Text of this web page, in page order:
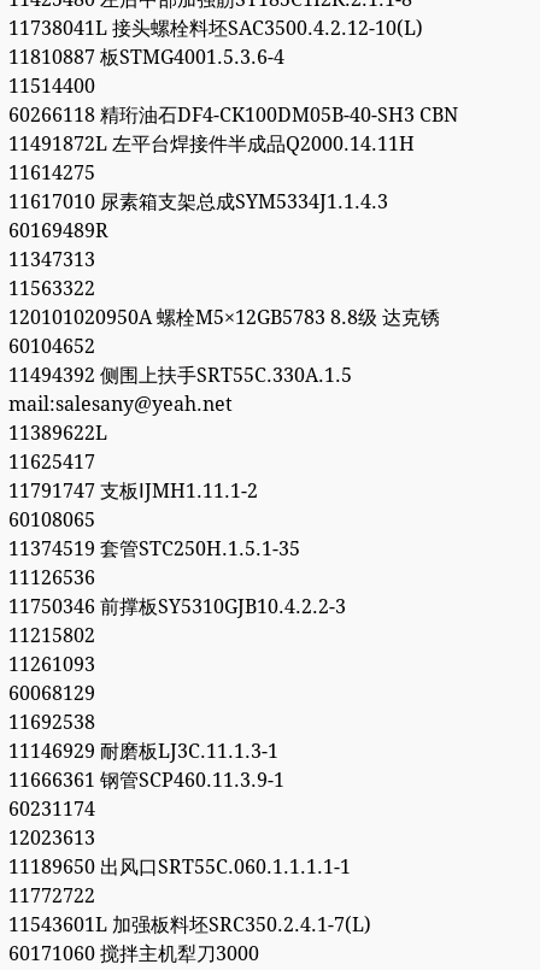
11738041L 接头螺栓料坯SAC3500.4.2.12-10(L)
11810887 板STMG4001.5.3.6-4
11514400
60266118 精珩油石DF4-CK100DM05B-40-SH3 CBN
11491872L 左平台焊接件半成品Q2000.14.11H
11614275
11617010 尿素箱支架总成SYM5334J1.1.4.3
60169489R
11347313
11563322
120101020950A 螺栓M5×12GB5783 8.8级 达克锈
60104652
11494392 侧围上扶手SRT55C.330A.1.5
mail:salesany@yeah.net
11389622L
11625417
11791747 支板ⅠJMH1.11.1-2
60108065
11374519 套管STC250H.1.5.1-35
11126536
11750346 前撑板SY5310GJB10.4.2.2-3
11215802
11261093
60068129
11692538
11146929 耐磨板LJ3C.11.1.3-1
11666361 钢管SCP460.11.3.9-1
60231174
12023613
11189650 出风口SRT55C.060.1.1.1.1-1
11772722
11543601L 加强板料坯SRC350.2.4.1-7(L)
60171060 搅拌主机犁刀3000